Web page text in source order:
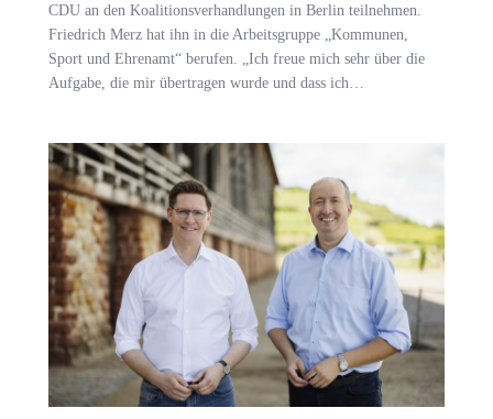
CDU an den Koalitionsverhandlungen in Berlin teilnehmen.
Friedrich Merz hat ihn in die Arbeitsgruppe „Kommunen,
Sport und Ehrenamt“ berufen. „Ich freue mich sehr über die
Aufgabe, die mir übertragen wurde und dass ich…